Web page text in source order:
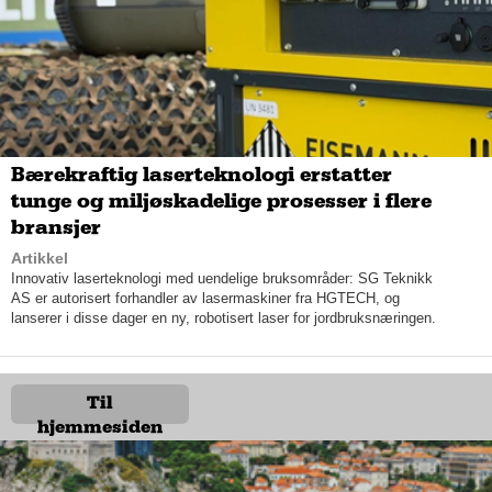
Pressefoto hentet fra Skodas bildebank
Smarte løsninger og store grunnpakker
er helt unike for ŠKODA. Det er mange flere «Simply Clever»-
løsninger enn hva du tror, for eksempel oppbevaringsrom til
paraply, handlepose-kroker og isskrape i tanklokket. Du tenker
på det når du kjører en annen bil, for da savner du det,
konkluderer Tone og Svein.
Bærekraftig laserteknologi erstatter
tunge og miljøskadelige prosesser i flere
bransjer
Artikkel
Innovativ laserteknologi med uendelige bruksområder: SG Teknikk
AS er autorisert forhandler av lasermaskiner fra HGTECH, og
lanserer i disse dager en ny, robotisert laser for jordbruksnæringen.
Til
hjemmesiden